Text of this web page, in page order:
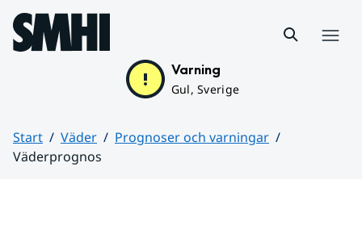
Hoppa till sidans innehåll
Varning
Gul, Sverige
Start Väder
Prognoser och varningar
Väderprognos